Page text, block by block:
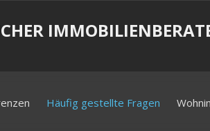
Häufig gestellte Fragen